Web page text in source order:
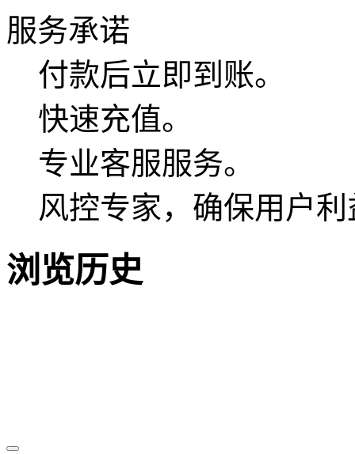
服务承诺
付款后立即到账。
快速充值。
专业客服服务。
风控专家，确保用户利
浏览历史